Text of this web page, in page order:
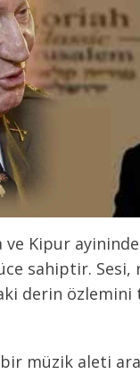
ve Kipur
sahiptir. Sesi,
derin özlemini
müzik aleti